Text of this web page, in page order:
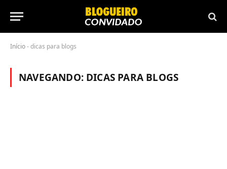
Início-dicas para blogs
NAVEGANDO: DICAS PARA BLOGS